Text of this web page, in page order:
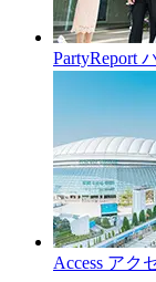
PartyReport
Access アク